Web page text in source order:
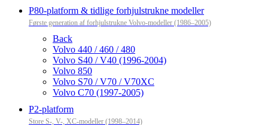
P80-platform & tidlige forhjulstrukne modeller
Første generation af forhjulstrukne Volvo-modeller (1986–2005)
Back
Volvo 440 / 460 / 480
Volvo S40 / V40 (1996-2004)
Volvo 850
Volvo S70 / V70 / V70XC
Volvo C70 (1997-2005)
P2-platform
Store S-, V-, XC-modeller (1998–2014)